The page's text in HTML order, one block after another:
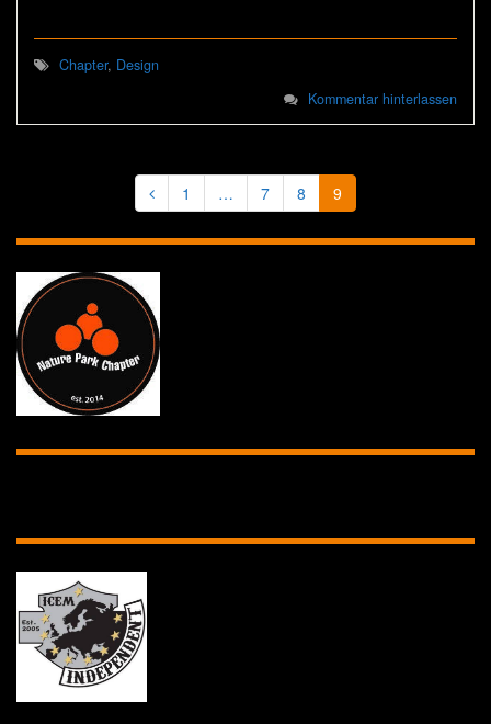
Chapter, Design
Kommentar hinterlassen
1 … 7 8 9